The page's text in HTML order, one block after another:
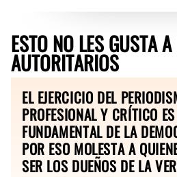
ESTO NO LES GUSTA
AUTORITARIOS
EL EJERCICIO DEL
PROFESIONAL Y CRÍTICO
FUNDAMENTAL DE LA
POR ESO MOLESTA A
SER LOS DUEÑOS DE LA